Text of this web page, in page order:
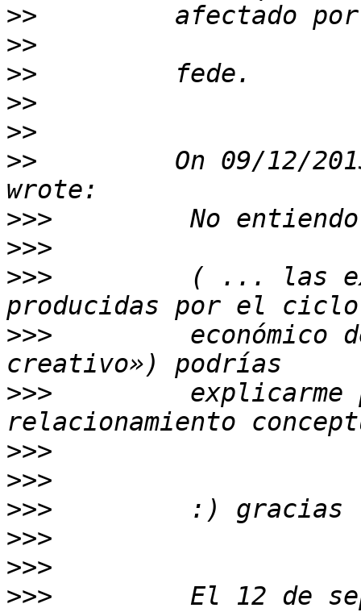
>>
>>
>>
>>
>>
>>
On 09/12/
>>>
>>>
>>>
( ... las
>>>
económico
>>>
explicarme
>>>
>>>
>>>
>>>
>>>
>>>
El 12 de